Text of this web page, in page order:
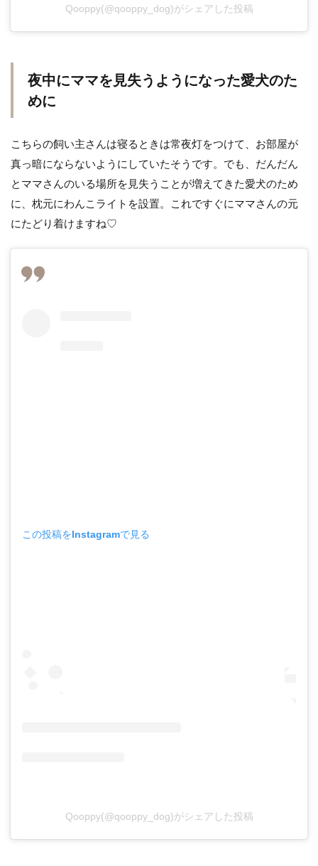
Qooppy(@qooppy_dog)がシェアした投稿
夜中にママを見失うようになった愛犬のた
めに
こちらの飼い主さんは寝るときは常夜灯をつけて、お部屋が
真っ暗にならないようにしていたそうです。でも、だんだん
とママさんのいる場所を見失うことが増えてきた愛犬のため
に、枕元にわんこライトを設置。これですぐにママさんの元
にたどり着けますね♡
この投稿をInstagramで見る
Qooppy(@qooppy_dog)がシェアした投稿